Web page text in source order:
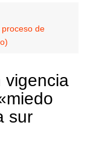
proceso de
vigencia
sur